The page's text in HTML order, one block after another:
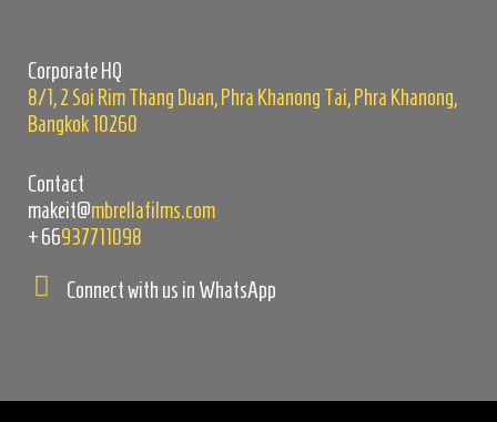
Corporate HQ
8/1, 2 Soi Rim Thang Duan, Phra Khanong Tai, Phra Khanong,
Bangkok 10260
Contact
makeit@mbrellafilms.com
+66937711098
Connect with us in WhatsApp